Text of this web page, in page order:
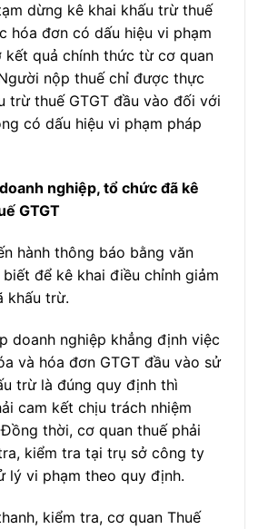
dừng kê khai khấu trừ thuế
hóa đơn có dấu hiệu vi phạm
kết quả chính thức từ cơ quan
nộp thuế chỉ được thực
trừ thuế GTGT đầu vào đối với
có dấu hiệu vi phạm pháp
nghiệp, tổ chức đã kê
GTGT
hành thông báo bằng văn
để kê khai điều chỉnh giảm
khấu trừ.
doanh nghiệp khẳng định việc
và hóa đơn GTGT đầu vào sử
trừ là đúng quy định thì
cam kết chịu trách nhiệm
thời, cơ quan thuế phải
kiểm tra tại trụ sở công ty
lý vi phạm theo quy định.
kiểm tra, cơ quan Thuế